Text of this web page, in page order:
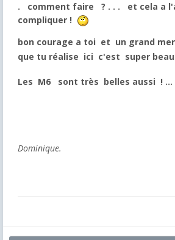
. comment faire ? . . . et cela a
compliquer !
bon courage a toi et un grand
que tu réalise ici c'est super
Les M6 sont très belles aussi ! ...
Dominique.